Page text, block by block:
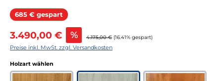
685 € gespart Rabatt
Verkaufspreis:
3.490,00 € % Regulärer Preis:
4.175,00 € (16.41% gespart)
Preise inkl. MwSt. zzgl. Versandkosten
Holzart wählen